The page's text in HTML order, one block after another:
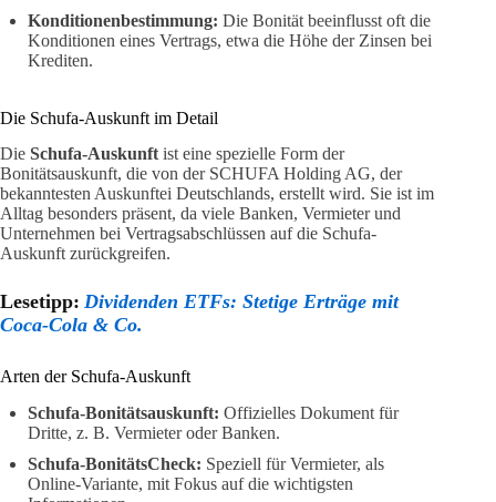
Konditionenbestimmung: Die Bonität beeinflusst oft die
Konditionen eines Vertrags, etwa die Höhe der Zinsen bei
Krediten.
Die Schufa-Auskunft im Detail
Die Schufa-Auskunftist eine spezielle Form der
Bonitätsauskunft, die von der SCHUFA Holding AG, der
bekanntesten Auskunftei Deutschlands, erstellt wird. Sie ist im
Alltag besonders präsent, da viele Banken, Vermieter und
Unternehmen bei Vertragsabschlüssen auf die Schufa-
Auskunft zurückgreifen.
Lesetipp: Dividenden ETFs: Stetige Erträge mit
Coca-Cola & Co.
Arten der Schufa-Auskunft
Schufa-Bonitätsauskunft: Offizielles Dokument für
Dritte, z. B. Vermieter oder Banken.
Schufa-BonitätsCheck: Speziell für Vermieter, als
Online-Variante, mit Fokus auf die wichtigsten